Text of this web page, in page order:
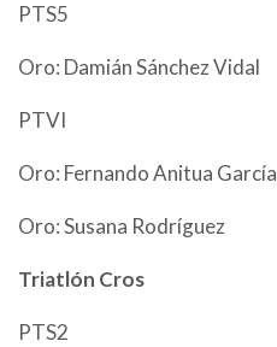
PTS5
Oro: Damián Sánchez Vidal
PTVI
Oro: Fernando Anitua García
Oro: Susana Rodríguez
Triatlón Cros
PTS2